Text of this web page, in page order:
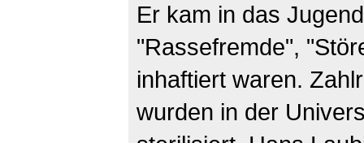
Er kam in das
"Rassefremde",
inhaftiert waren.
wurden in der